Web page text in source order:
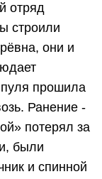
отряд
строили
они и
прошила
Ранение -
потерял за
были
и спинной